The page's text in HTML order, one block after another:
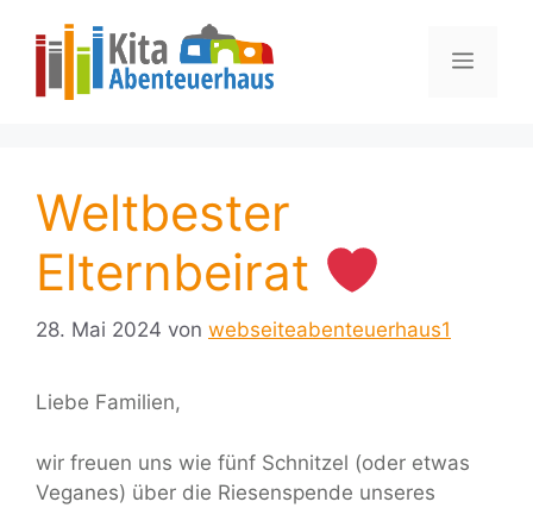
springen
Inhalt
Menü
Weltbester
Elternbeirat
28. Mai 2024 von webseiteabenteuerhaus1
Liebe Familien,
wir freuen uns wie fünf Schnitzel (oder etwas
Veganes) über die Riesenspende unseres